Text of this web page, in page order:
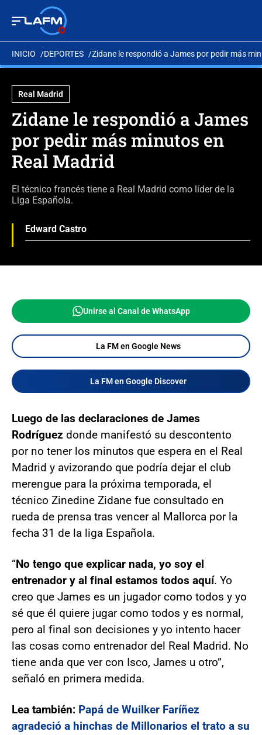
INICIO DEPORTES Zidane le respondió a James por pedir más
Real Madrid
Zidane le respondió a James
por pedir más minutos en
Real Madrid
El técnico francés tiene a Real Madrid como líder de la
Liga Española.
Edward Castro
Unirse al Canal de WhatsApp
La FM en Google News
La FM en Google Discover
Luego de las declaraciones de James
Rodríguez donde manifestó su descontento
por no tener los minutos que espera en el Real
Madrid y avizorando que podría dejar el club
merengue para la próxima temporada, el
técnico Zinedine Zidane fue consultado en
rueda de prensa tras vencer al Mallorca por la
fecha 31 de la liga Española.
“No tengo que explicar nada, yo soy el
entrenador y al final estamos todos aquí. Yo
creo que James es un jugador como todos y yo
sé que él quiere jugar como todos y es normal,
pero al final son decisiones y yo intento hacer
las cosas como entrenador del Real Madrid. No
tiene anda que ver con Isco, James u otro”,
señaló en primera medida.
Lea también: Papá de Wuilker Faríñez
agradeció a hinchas de Millonarios el trato a su